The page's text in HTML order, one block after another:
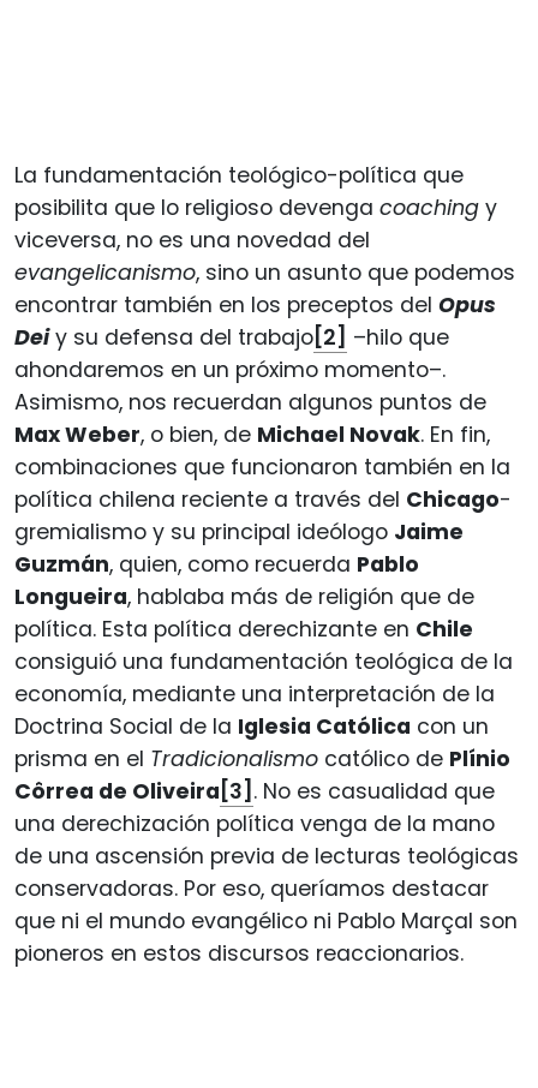
La fundamentación teológico-política que
posibilita que lo religioso devenga coaching y
viceversa, no es una novedad del
evangelicanismo, sino un asunto que podemos
encontrar también en los preceptos del Opus
Deiy su defensa del trabajo [2] –hilo que
ahondaremos en un próximo momento–.
Asimismo, nos recuerdan algunos puntos de
Max Weber, o bien, de Michael Novak. En fin,
combinaciones que funcionaron también en la
política chilena reciente a través del Chicago-
gremialismo y su principal ideólogo Jaime
Guzmán, quien, como recuerda Pablo
Longueira, hablaba más de religión que de
política. Esta política derechizante en Chile
consiguió una fundamentación teológica de la
economía, mediante una interpretación de la
Doctrina Social de la Iglesia Católica con un
prisma en el Tradicionalismo católico de Plínio
Côrrea de Oliveira [3] . No es casualidad que
una derechización política venga de la mano
de una ascensión previa de lecturas teológicas
conservadoras. Por eso, queríamos destacar
que ni el mundo evangélico ni Pablo Marçal son
pioneros en estos discursos reaccionarios.